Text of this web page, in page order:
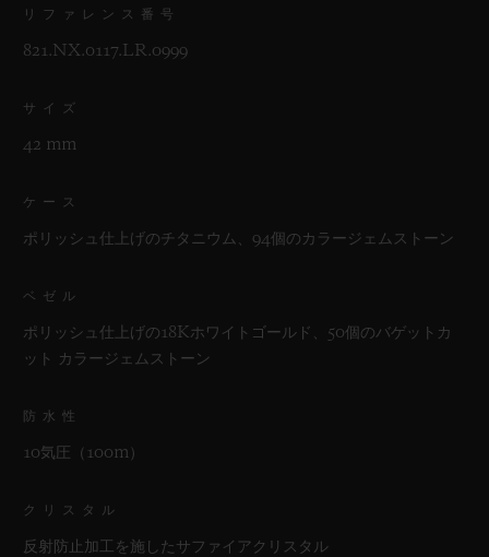
リファレンス番号
821.NX.0117.LR.0999
サイズ
42 mm
ケース
ポリッシュ仕上げのチタニウム、94個のカラージェムストーン
ベゼル
ポリッシュ仕上げの18Kホワイトゴールド、50個のバゲットカ
ット カラージェムストーン
防水性
10気圧（100m）
クリスタル
反射防止加工を施したサファイアクリスタル